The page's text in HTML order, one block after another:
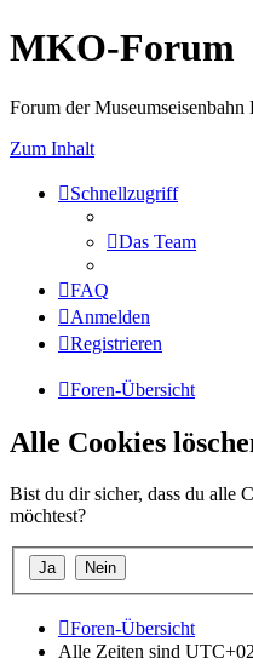
MKO-Forum
Forum der
Zum Inhalt
Schnellzugriff
Das Team
FAQ
Anmelden
Registrieren
Foren-Übersicht
Alle Cookies
Bist du dir sicher, dass du alle
möchtest?
Foren-Übersicht
Alle Zeiten sind